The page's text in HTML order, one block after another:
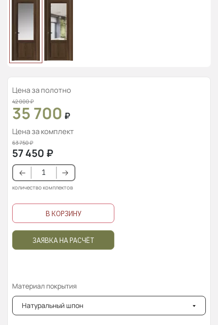
Цена за полотно
42 000₽
35 700 ₽
Цена за комплект
63 750₽
57 450 ₽
количество комплектов
В КОРЗИНУ
ЗАЯВКА НА РАСЧЁТ
Материал покрытия
Натуральный шпон